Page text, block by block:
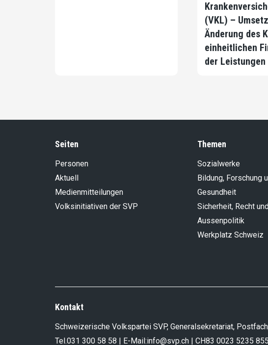
(VKL) –
Änderung des
einheitlichen
der Leistungen
Seiten
Personen
Aktuell
Medienmitteilungen
Volksinitiativen der SVP
Themen
Sozialwerke
Bildung, Forschung
Gesundheit
Sicherheit, Recht
Aussenpolitik
Werkplatz Schweiz
Kontakt
Schweizerische Volkspartei SVP, Generalsekretariat,
Tel.031 300 58 58 | E-Mail:info@svp.ch | CH83 0023 5235